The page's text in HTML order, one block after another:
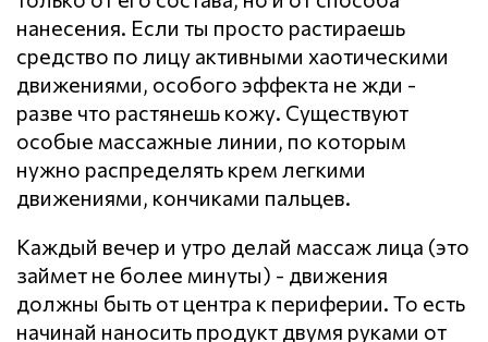
нанесения. Если ты просто растираешь
средство по лицу активными хаотическими
движениями, особого эффекта не жди -
разве что растянешь кожу. Существуют
особые массажные линии, по которым
нужно распределять крем легкими
движениями, кончиками пальцев.
Каждый вечер и утро делай массаж лица (это
займет не более минуты) - движения
должны быть от центра к периферии. То есть
начинай наносить продукт двумя руками от